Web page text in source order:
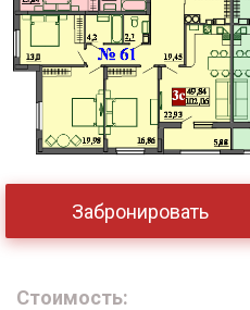
Забронировать
Стоимость: